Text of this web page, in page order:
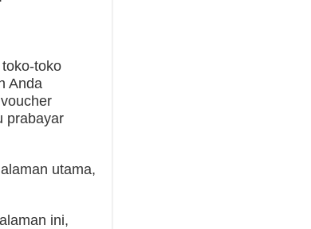
toko
Anda
prabayar
utama,
ini,